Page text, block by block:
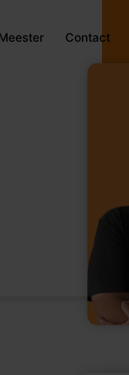
Contact